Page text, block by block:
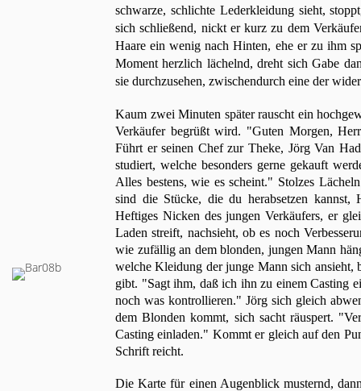
schwarze, schlichte Lederkleidung sieht,
sich schließend, nickt er kurz zu dem
Haare ein wenig nach Hinten, ehe er zu ihm
Moment herzlich lächelnd, dreht sich Gabe
sie durchzusehen, zwischendurch eine der
Kaum zwei Minuten später rauscht ein
Verkäufer begrüßt wird. "Guten Morgen,
Führt er seinen Chef zur Theke, Jörg Van
studiert, welche besonders gerne gekauft
Alles bestens, wie es scheint." Stolzes
sind die Stücke, die du herabsetzen
Heftiges Nicken des jungen Verkäufers, er
Laden streift, nachsieht, ob es noch
wie zufällig an dem blonden, jungen Mann
welche Kleidung der junge Mann sich ansieht,
gibt. "Sagt ihm, daß ich ihn zu einem Casting
noch was kontrollieren." Jörg sich gleich
dem Blonden kommt, sich sacht räuspert.
Casting einladen." Kommt er gleich auf den
Schrift reicht.
Die Karte für einen Augenblick musternd,